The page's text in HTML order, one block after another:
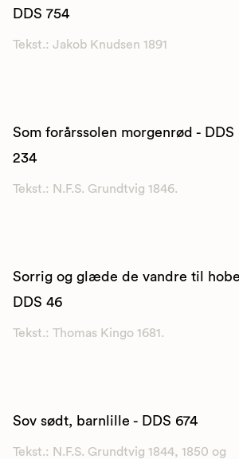
DDS 754
Tekst.: Jakob Knudsen 1891
Som forårssolen morgenrød - DDS
234
Tekst.: N.F.S. Grundtvig 1846.
Sorrig og glæde de vandre til
DDS 46
Tekst.: Thomas Kingo 1681.
Sov sødt, barnlille - DDS 674
Tekst.: N.F.S. Grundtvig 1844, 1850 og